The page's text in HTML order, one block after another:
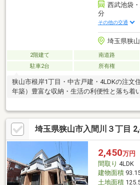
西武池袋
分
その他の交通
埼玉県狭
2階建て 南道路
駐車2台
所有権
狭山市根岸1丁目・中古戸建・4LDKの注文
年築）豊富な収納・生活の利便性と落ち着
埼玉県狭山市入間川３丁目
2,450万円
間取り 4LDK
建物面積
土地面積